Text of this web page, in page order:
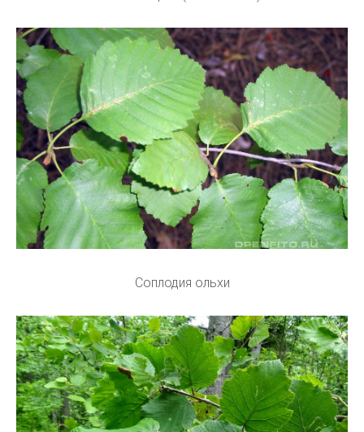
Соплодия ольхи